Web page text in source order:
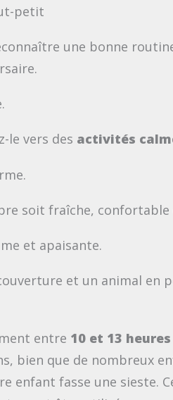
petit
une bonne
le vers des activités
soit fraîche, confortable
et apaisante.
et un animal en
entre 10 et 13 heures
bien que de nombreux
enfant fasse une sieste.